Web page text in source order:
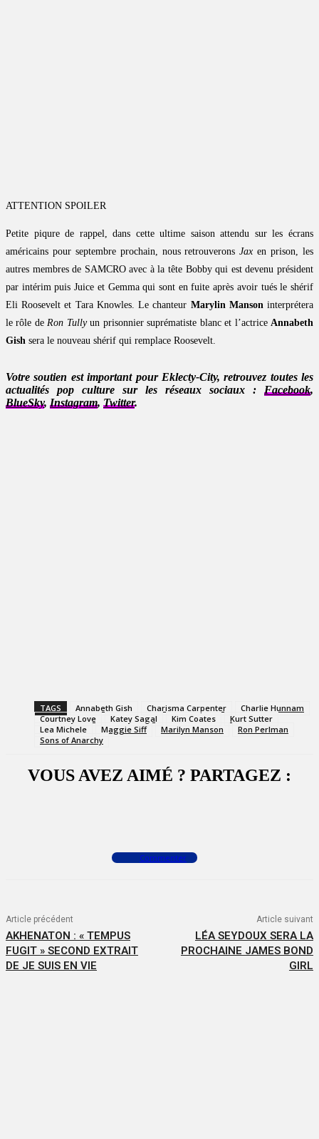
ATTENTION SPOILER
Petite piqure de rappel, dans cette ultime saison attendu sur les écrans
américains pour septembre prochain, nous retrouveronsJax en prison, les
autres membres de SAMCRO avec à la tête Bobby qui est devenu président
par intérim puis Juice et Gemma qui sont en fuite après avoir tués le shérif
Eli Roosevelt et Tara Knowles. Le chanteur Marylin Mansoninterprétera
le rôle deRon Tullyun prisonnier suprématiste blanc et l’actriceAnnabeth
Gish sera le nouveau shérif qui remplace Roosevelt.
Votre soutien est important pour Eklecty-City, retrouvez toutes les
actualités pop culture sur les réseaux sociaux : Facebook,
BlueSky, Instagram, Twitter.
TAGS Annabeth Gish Charisma Carpenter
Charlie Hunnam
Courtney Love
Katey Sagal Kim Coates
Kurt Sutter
Lea Michele
Maggie Siff Marilyn Manson
Ron Perlman
Sons of Anarchy
VOUS AVEZ AIMÉ ? PARTAGEZ :
Commenter
Article précédent
AKHENATON : « TEMPUS
FUGIT » SECOND EXTRAIT
DE JE SUIS EN VIE
Article suivant
LÉA SEYDOUX SERA LA
PROCHAINE JAMES BOND
GIRL